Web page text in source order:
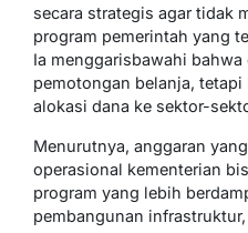
secara strategis agar tidak
program pemerintah yang
Ia menggarisbawahi
pemotongan belanja,
alokasi dana ke sektor-
Menurutnya, anggaran
operasional kementerian
program yang lebih
pembangunan